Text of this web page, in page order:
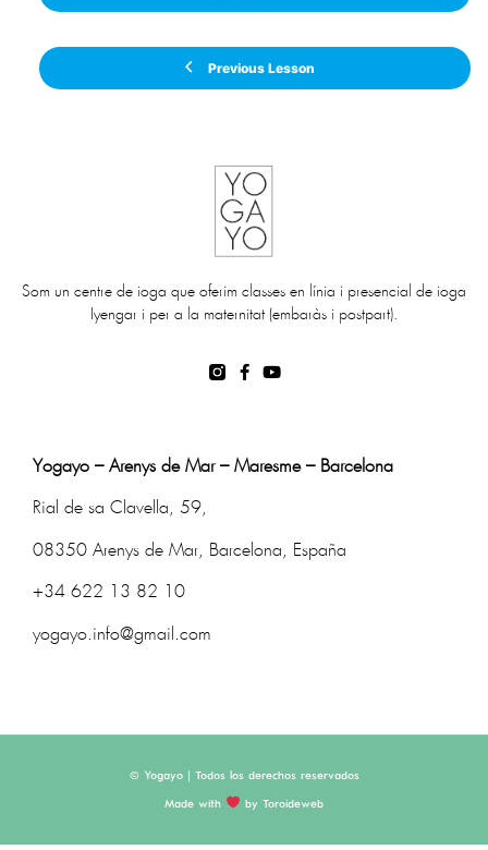
Previous Lesson
Som un centre de ioga que oferim classes en línia i presencial de ioga
Iyengar i per a la maternitat (embaràs i postpart).
Yogayo – Arenys de Mar – Maresme – Barcelona
Rial de sa Clavella, 59,
08350 Arenys de Mar, Barcelona, España
+34 622 13 82 10
yogayo.info@gmail.com
© Yogayo | Todos los derechos reservados
Made with by Toroideweb